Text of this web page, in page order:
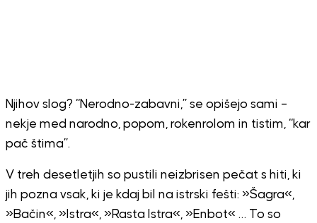
Njihov slog? “Nerodno-zabavni,” se opišejo sami –
nekje med narodno, popom, rokenrolom in tistim, “kar
pač štima”.
V treh desetletjih so pustili neizbrisen pečat s hiti, ki
jih pozna vsak, ki je kdaj bil na istrski fešti: »Šagra«,
»Bačin«, »Istra«, »Rasta Istra«, »Enbot« … To so